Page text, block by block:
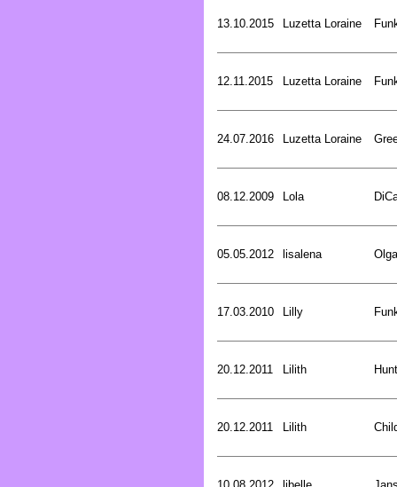
13.10.2015 Luzetta Loraine
12.11.2015 Luzetta Loraine
24.07.2016 Luzetta Loraine
08.12.2009 Lola
05.05.2012 lisalena
17.03.2010 Lilly
20.12.2011 Lilith
20.12.2011 Lilith